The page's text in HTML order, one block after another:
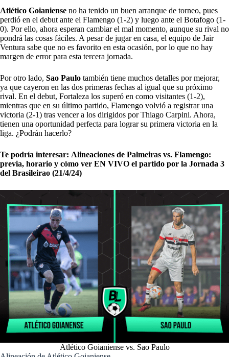
Atlético Goianiense no ha tenido un buen arranque de torneo, pues
perdió en el debut ante el Flamengo (1-2) y luego ante el Botafogo (1-
0). Por ello, ahora esperan cambiar el mal momento, aunque su rival no
pondrá las cosas fáciles. A pesar de jugar en casa, el equipo de Jair
Ventura sabe que no es favorito en esta ocasión, por lo que no hay
margen de error para esta tercera jornada.
Por otro lado, Sao Paulo también tiene muchos detalles por mejorar,
ya que cayeron en las dos primeras fechas al igual que su próximo
rival. En el debut, Fortaleza los superó en como visitantes (1-2),
mientras que en su último partido, Flamengo volvió a registrar una
victoria (2-1) tras vencer a los dirigidos por Thiago Carpini. Ahora,
tienen una oportunidad perfecta para lograr su primera victoria en la
liga. ¿Podrán hacerlo?
Te podría interesar: Alineaciones de Palmeiras vs. Flamengo:
previa, horario y cómo ver EN VIVO el partido por la Jornada 3
del Brasileirao (21/4/24)
Atlético Goianiense vs. Sao Paulo